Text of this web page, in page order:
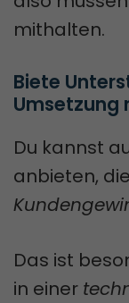
mithalten.
Biete
Umsetzung
Du kannst
anbieten,
Das ist
in einer